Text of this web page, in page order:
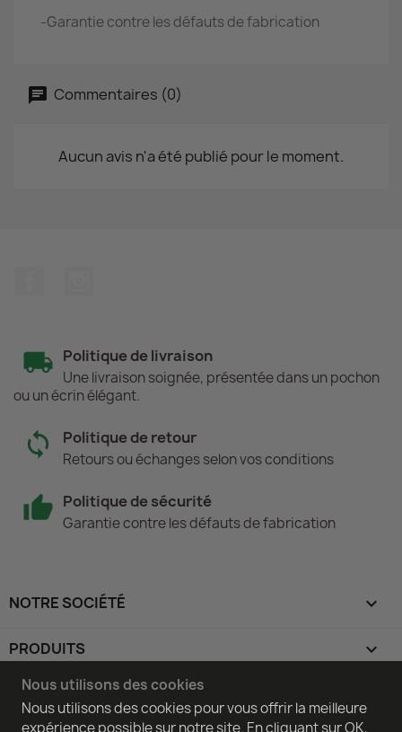
-Garantie contre les défauts de fabrication
Commentaires (0)
Aucun avis n'a été publié pour le moment.
Politique de livraison
Une livraison soignée, présentée dans un pochon
ou un écrin élégant.
Politique de retour
Retours ou échanges selon vos conditions
Politique de sécurité
Garantie contre les défauts de fabrication
NOTRE SOCIÉTÉ 
PRODUITS 
----------
Nous utilisons des cookies
Nous utilisons des cookies pour vous offrir la meilleure
expérience possible sur notre site. En cliquant sur OK,